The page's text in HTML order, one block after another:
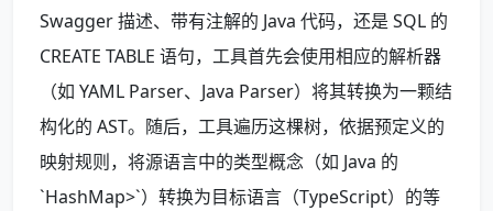
Swagger 描述、带有注解的 Java 代码，还是 SQL 的
CREATE TABLE 语句，工具首先会使用相应的解析器
（如 YAML Parser、Java Parser）将其转换为一颗结
构化的 AST。随后，工具遍历这棵树，依据预定义的
映射规则，将源语言中的类型概念（如 Java 的
`HashMap>`）转换为目标语言（TypeScript）的等